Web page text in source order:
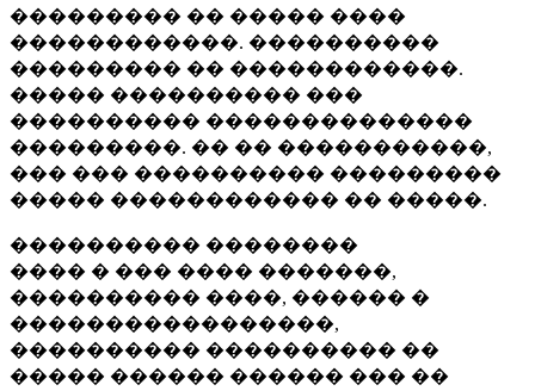
��������� �� ����� ����
������������. ����������
��������� �� ������������.
����� ���������� ���
���������� ��������������
���������. �� �� �����������,
��� ��� ���������� ���������
����� ������������ �� �����.
���������� ��������
���� � ��� ���� �������,
���������� ����, ������ �
�����������������,
���������� ���������� ��
����� ������ ������ ��� ��